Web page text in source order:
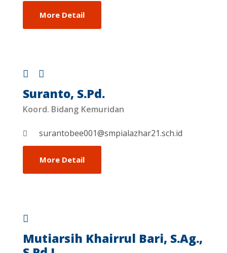
More Detail
Suranto, S.Pd.
Koord. Bidang Kemuridan
surantobee001@smpialazhar21.sch.id
More Detail
Mutiarsih Khairrul Bari, S.Ag.,